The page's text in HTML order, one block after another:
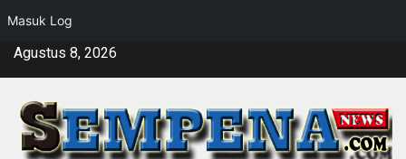
Masuk Log
SkipAgustus 8, 2026